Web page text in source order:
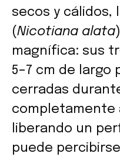
secos y cálidos,
(Nicotiana alata
magnífica: sus
5–7 cm de largo
cerradas
completamente
liberando un
puede